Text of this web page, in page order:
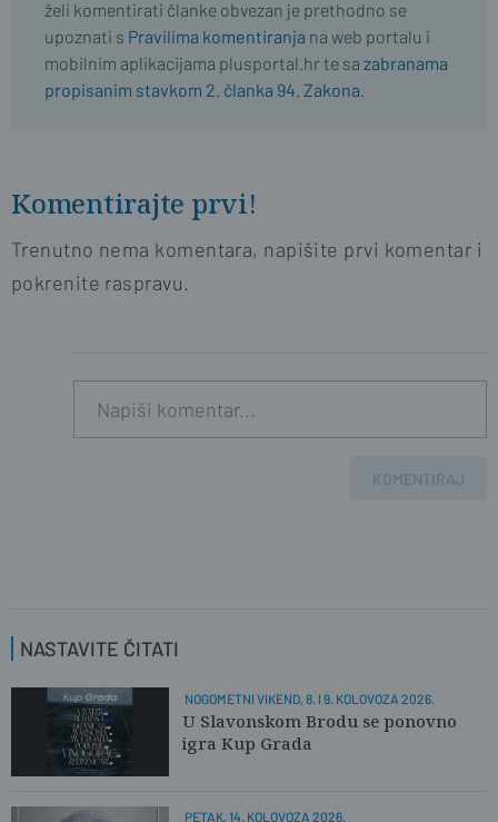
želi komentirati članke obvezan je prethodno se
upoznati s Pravilima komentiranja na web portalu i
mobilnim aplikacijama plusportal.hr te sa zabranama
propisanim stavkom 2. članka 94. Zakona.
Komentirajte prvi!
Trenutno nema komentara, napišite prvi komentar i
pokrenite raspravu.
KOMENTIRAJ
NASTAVITE ČITATI
NOGOMETNI VIKEND, 8. I 9. KOLOVOZA 2026.
U Slavonskom Brodu se ponovno
igra Kup Grada
PETAK, 14. KOLOVOZA 2026.